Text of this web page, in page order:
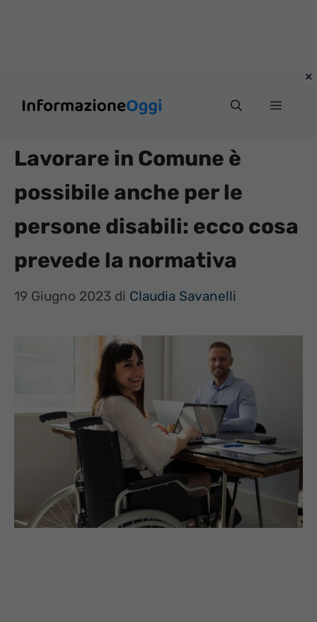
Menu
Lavorare in Comune è
possibile anche per le
persone disabili: ecco cosa
prevede la normativa
19 Giugno 2023 di Claudia Savanelli